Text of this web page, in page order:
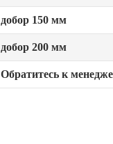
добор 150 мм
добор 200 мм
Обратитесь к